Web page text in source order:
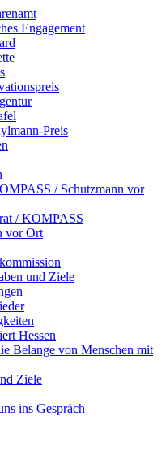
Engagement
Preis
/ Schutzmann vor
/ KOMPASS
vor Ort
und Ziele
Hessen
Belange von Menschen mit
Ziele
ins Gespräch